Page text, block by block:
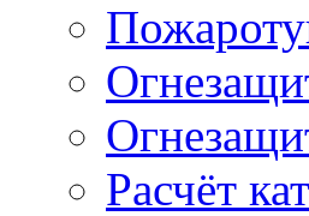
Расчёт